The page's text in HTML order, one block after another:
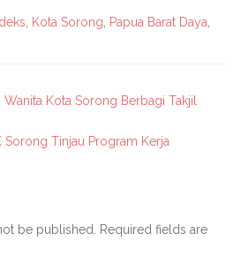
, Kota Sorong, Papua Barat Daya,
Wanita Kota Sorong Berbagi Takjil
Sorong Tinjau Program Kerja
be published. Required fields are